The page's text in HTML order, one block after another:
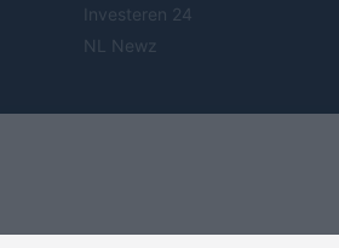
Investeren 24
NL Newz